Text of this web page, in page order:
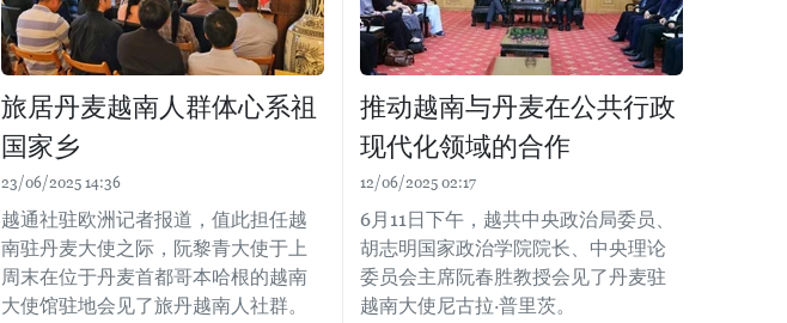
旅居丹麦越南人群体心系祖
国家乡
23/06/2025 14:36
越通社驻欧洲记者报道，值此担任越
南驻丹麦大使之际，阮黎青大使于上
周末在位于丹麦首都哥本哈根的越南
大使馆驻地会见了旅丹越南人社群。
推动越南与丹麦在公共行政
现代化领域的合作
12/06/2025 02:17
6月11日下午，越共中央政治局委员、
胡志明国家政治学院院长、中央理论
委员会主席阮春胜教授会见了丹麦驻
越南大使尼古拉·普里茨。